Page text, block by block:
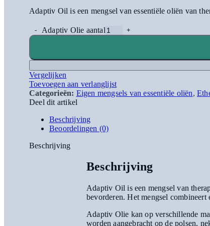
Adaptiv Oil is een mengsel van essentiële oliën van
Adaptiv Olie aantal
Vergelijken
Toevoegen aan verlanglijst
Categorieën: Eigen mengsels van essentiële oliën,
Deel dit artikel
Beschrijving
Beoordelingen (0)
Beschrijving
Beschrijving
Adaptiv Oil is een mengsel van
bevorderen. Het mengsel
Adaptiv Olie kan op verschillende
worden aangebracht op de polsen,